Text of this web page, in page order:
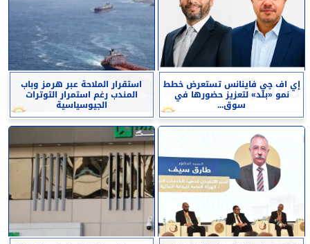
إي اف چي فاينانس تستعرض خطط
نمو «بلد» لتعزيز حضورها في
سوق...
استقرار الملاحة عبر هرمز وباب
المندب رغم استمرار التوترات
الجيوسياسية